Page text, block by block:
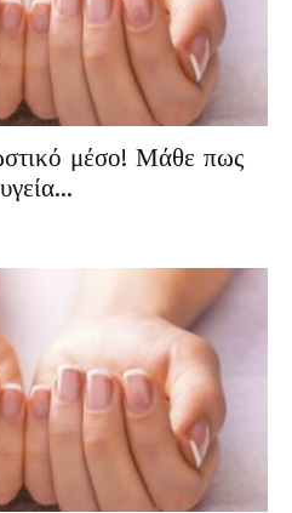
μέσο! Μάθε πως